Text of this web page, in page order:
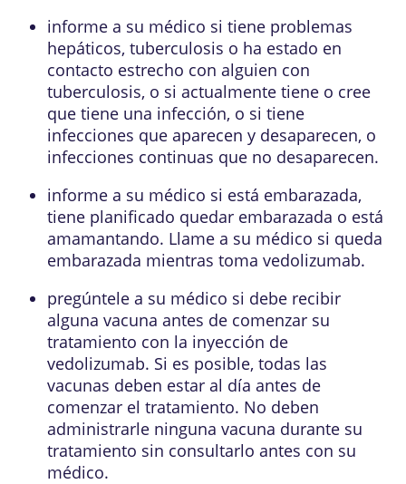
informe a su médico si tiene problemas
hepáticos, tuberculosis o ha estado en
contacto estrecho con alguien con
tuberculosis, o si actualmente tiene o cree
que tiene una infección, o si tiene
infecciones que aparecen y desaparecen, o
infecciones continuas que no desaparecen.
informe a su médico si está embarazada,
tiene planificado quedar embarazada o está
amamantando. Llame a su médico si queda
embarazada mientras toma vedolizumab.
pregúntele a su médico si debe recibir
alguna vacuna antes de comenzar su
tratamiento con la inyección de
vedolizumab. Si es posible, todas las
vacunas deben estar al día antes de
comenzar el tratamiento. No deben
administrarle ninguna vacuna durante su
tratamiento sin consultarlo antes con su
médico.